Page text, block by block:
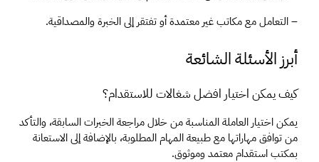
– التعامل مع مكاتب غير معتمدة أو تفتقر إلى الخبرة والمصداقية.
أبرز الأسئلة الشائعة
كيف يمكن اختيار افضل شغالات للاستقدام؟
يمكن اختيار العاملة المناسبة من خلال مراجعة الخبرات السابقة، والتأكد
من توافق مهاراتها مع طبيعة المهام المطلوبة، بالإضافة إلى الاستعانة
بمكتب استقدام معتمد وموثوق.